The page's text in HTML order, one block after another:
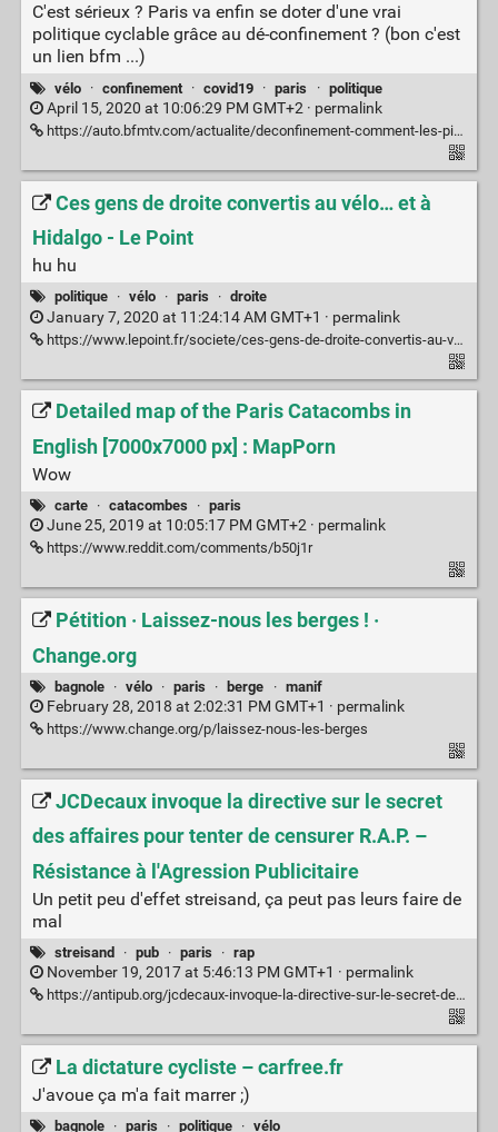
C'est sérieux ? Paris va enfin se doter d'une vrai
politique cyclable grâce au dé-confinement ? (bon c'est
un lien bfm ...)
vélo · confinement · covid19 · paris · politique
April 15, 2020 at 10:06:29 PM GMT+2 · permalink
https://auto.bfmtv.com/actualite/deconfinement-comment-les-pistes-cyclables-provisoires-redessinent-la-mobilite-a-paris-1893338.html
Ces gens de droite convertis au vélo… et à
Hidalgo - Le Point
hu hu
politique · vélo · paris · droite
January 7, 2020 at 11:24:14 AM GMT+1 · permalink
https://www.lepoint.fr/societe/ces-gens-de-droite-convertis-au-velo-et-a-hidalgo-20-12-2019-2354221_23.php
Detailed map of the Paris Catacombs in
English [7000x7000 px] : MapPorn
Wow
carte · catacombes · paris
June 25, 2019 at 10:05:17 PM GMT+2 · permalink
https://www.reddit.com/comments/b50j1r
Pétition · Laissez-nous les berges ! ·
Change.org
bagnole · vélo · paris · berge · manif
February 28, 2018 at 2:02:31 PM GMT+1 · permalink
https://www.change.org/p/laissez-nous-les-berges
JCDecaux invoque la directive sur le secret
des affaires pour tenter de censurer R.A.P. –
Résistance à l'Agression Publicitaire
Un petit peu d'effet streisand, ça peut pas leurs faire de
mal
streisand · pub · paris · rap
November 19, 2017 at 5:46:13 PM GMT+1 · permalink
https://antipub.org/jcdecaux-invoque-la-directive-sur-le-secret-des-affaires-pour-tenter-de-censurer-r-a-p/
La dictature cycliste – carfree.fr
J'avoue ça m'a fait marrer ;)
bagnole · paris · politique · vélo